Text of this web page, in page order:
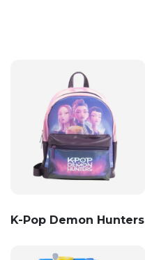
K-Pop Demon Hunters